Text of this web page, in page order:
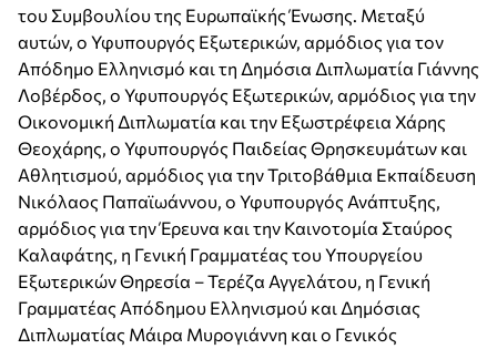
του Συμβουλίου της Ευρωπαϊκής Ένωσης. Μεταξύ
αυτών, ο Υφυπουργός Εξωτερικών, αρμόδιος για τον
Απόδημο Ελληνισμό και τη Δημόσια Διπλωματία Γιάννης
Λοβέρδος, ο Υφυπουργός Εξωτερικών, αρμόδιος για την
Οικονομική Διπλωματία και την Εξωστρέφεια Χάρης
Θεοχάρης, ο Υφυπουργός Παιδείας Θρησκευμάτων και
Αθλητισμού, αρμόδιος για την Τριτοβάθμια Εκπαίδευση
Νικόλαος Παπαϊωάννου, ο Υφυπουργός Ανάπτυξης,
αρμόδιος για την Έρευνα και την Καινοτομία Σταύρος
Καλαφάτης, η Γενική Γραμματέας του Υπουργείου
Εξωτερικών Θηρεσία – Τερέζα Αγγελάτου, η Γενική
Γραμματέας Απόδημου Ελληνισμού και Δημόσιας
Διπλωματίας Μάιρα Μυρογιάννη και ο Γενικός